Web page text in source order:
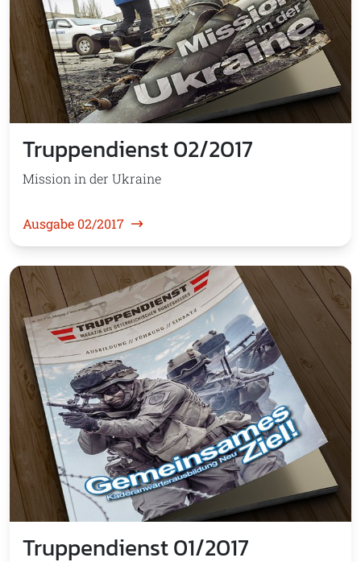
Truppendienst 02/2017
Mission in der Ukraine
Ausgabe 02/2017
Truppendienst 01/2017